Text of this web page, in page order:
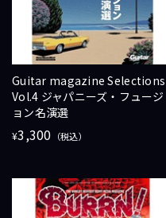
Guitar magazine Selections
Vol.4 ジャパニーズ・フュージ
ョン名演選
¥3,300 （税込）